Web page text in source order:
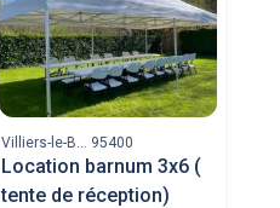
Villiers-le-B... 95400
Location barnum 3x6 (
tente de réception)